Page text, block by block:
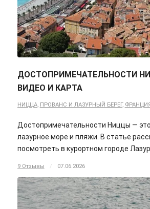
ДОСТОПРИМЕЧАТЕЛЬНОСТИ
ВИДЕО И КАРТА
НИЦЦА, ПРОВАНС И ЛАЗУРНЫЙ БЕРЕГ, ФРАНЦИЯ
Достопримечательности Ниццы —
лазурное море и пляжи. В статье
посмотреть в курортном городе
9 Отзывы / 07.06.2026